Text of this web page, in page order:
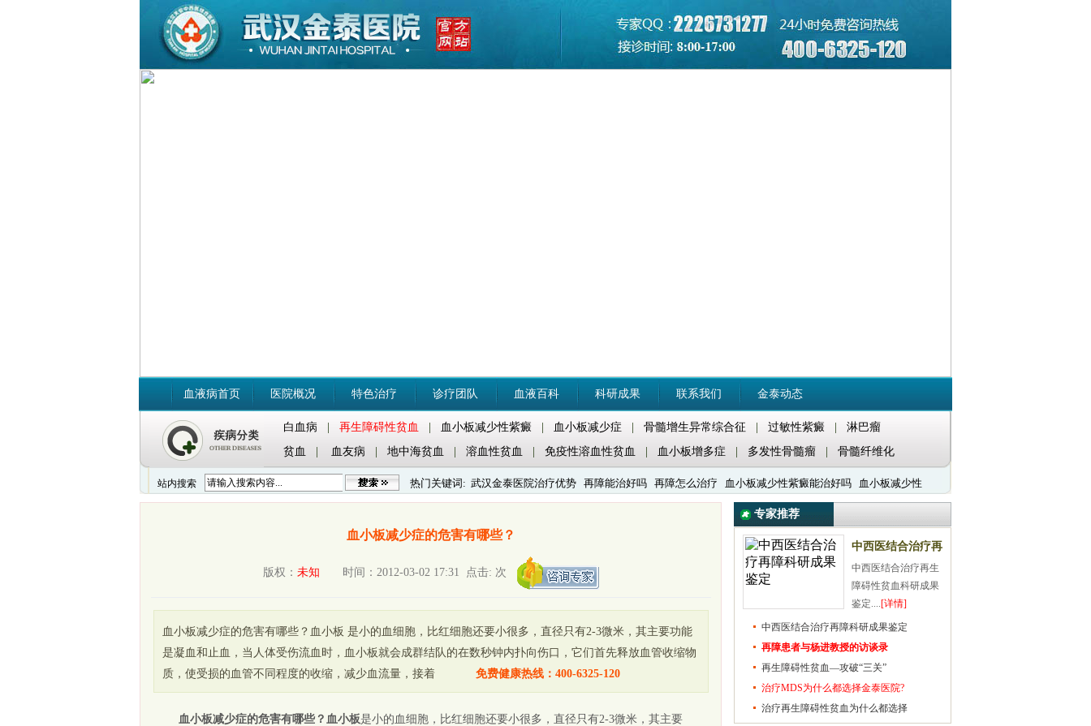
血液病首页 医院概况 特色治疗 诊疗团队 血液百科 科研成果 联系我们 金泰动态
白血病 再生障碍性贫血 血小板减少性紫癜 血小板减少症 骨髓增生异常综合征 过敏性紫癜
淋巴瘤
贫血
血友病 地中海贫血 溶血性贫血 免疫性溶血性贫血 血小板增多症 多发性骨髓瘤 骨髓纤维化
站内搜索 热门关键词: 武汉金泰医院治疗优势 再障能治好吗 再障怎么治疗 血小板减少性紫癜能治好吗 血小板减少性
血小板减少症的危害有哪些？
版权： 未知 时间：2012-03-02 17:31 点击: 次
血小板减少症的危害有哪些？血小板 是小的血细胞，比红细胞还要小很多，直径只有2-3微米，其主要功能
是凝血和止血，当人体受伤流血时，血小板就会成群结队的在数秒钟内扑向伤口，它们首先释放血管收缩物
质，使受损的血管不同程度的收缩，减少血流量，接着
免费健康热线：400-6325-120
血小板减少症的危害有哪些？血小板是小的血细胞，比红细胞还要小很多，直径只有2-3微米，其主要
专家推荐
中西医结合治疗再
障科研成果鉴定
中西医结合治疗再生
障碍性贫血科研成果
鉴定....[详情]
中西医结合治疗再障科研成果鉴定
再障患者与杨进教授的访谈录
再生障碍性贫血—攻破“三关”
治疗MDS为什么都选择金泰医院?
治疗再生障碍性贫血为什么都选择